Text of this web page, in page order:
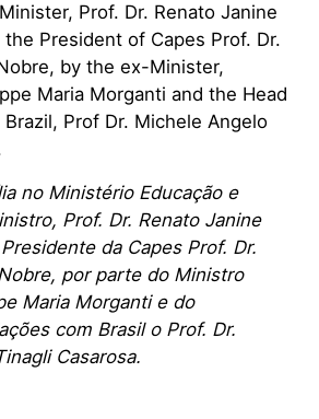
Prof. Dr. Renato Janine
President of Capes Prof. Dr.
by the ex-Minister,
Maria Morganti and the Head
Prof Dr. Michele Angelo
no Ministério Educação e
Prof. Dr. Renato Janine
da Capes Prof. Dr.
por parte do Ministro
Maria Morganti e do
com Brasil o Prof. Dr.
Casarosa.